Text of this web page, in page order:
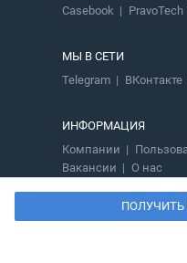
Casebook
PravoTech
МЫ В СЕТИ
Telegram
ВКонтакте
ИНФОРМАЦИЯ
Компании
Вакансии
О нас